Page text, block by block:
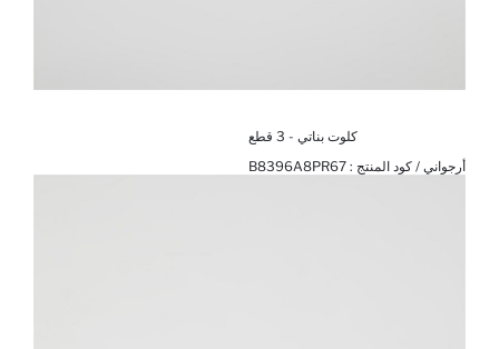
كلوت بناتي - 3 قطع
أرجواني / كود المنتج : B8396A8PR67